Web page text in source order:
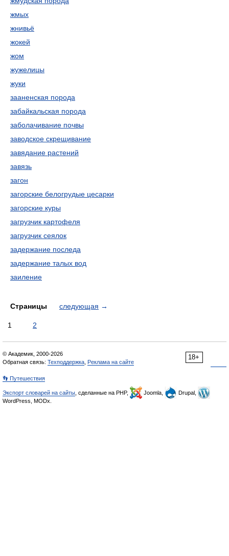
жмых
жнивьё
жокей
жом
жужелицы
жуки
зааненская порода
забайкальская порода
заболачивание почвы
заводское скрещивание
завядание растений
завязь
загон
загорские белогрудые цесарки
загорские куры
загрузчик картофеля
загрузчик сеялок
задержание последа
задержание талых вод
заиление
Страницы следующая →
1 2
18+
© Академик, 2000-2026
Обратная связь: Техподдержка Реклама на сайте
👣 Путешествия
Экспорт словарей на сайты , сделанные на PHP, Joomla,
Drupal,
WordPress, MODx.